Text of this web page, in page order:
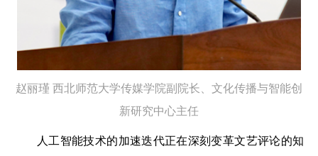
赵丽瑾 西北师范大学传媒学院副院长、 文化传播与智能创
新研究中心主任
人工智能技术的加速迭代正在深刻变革文艺评论的知